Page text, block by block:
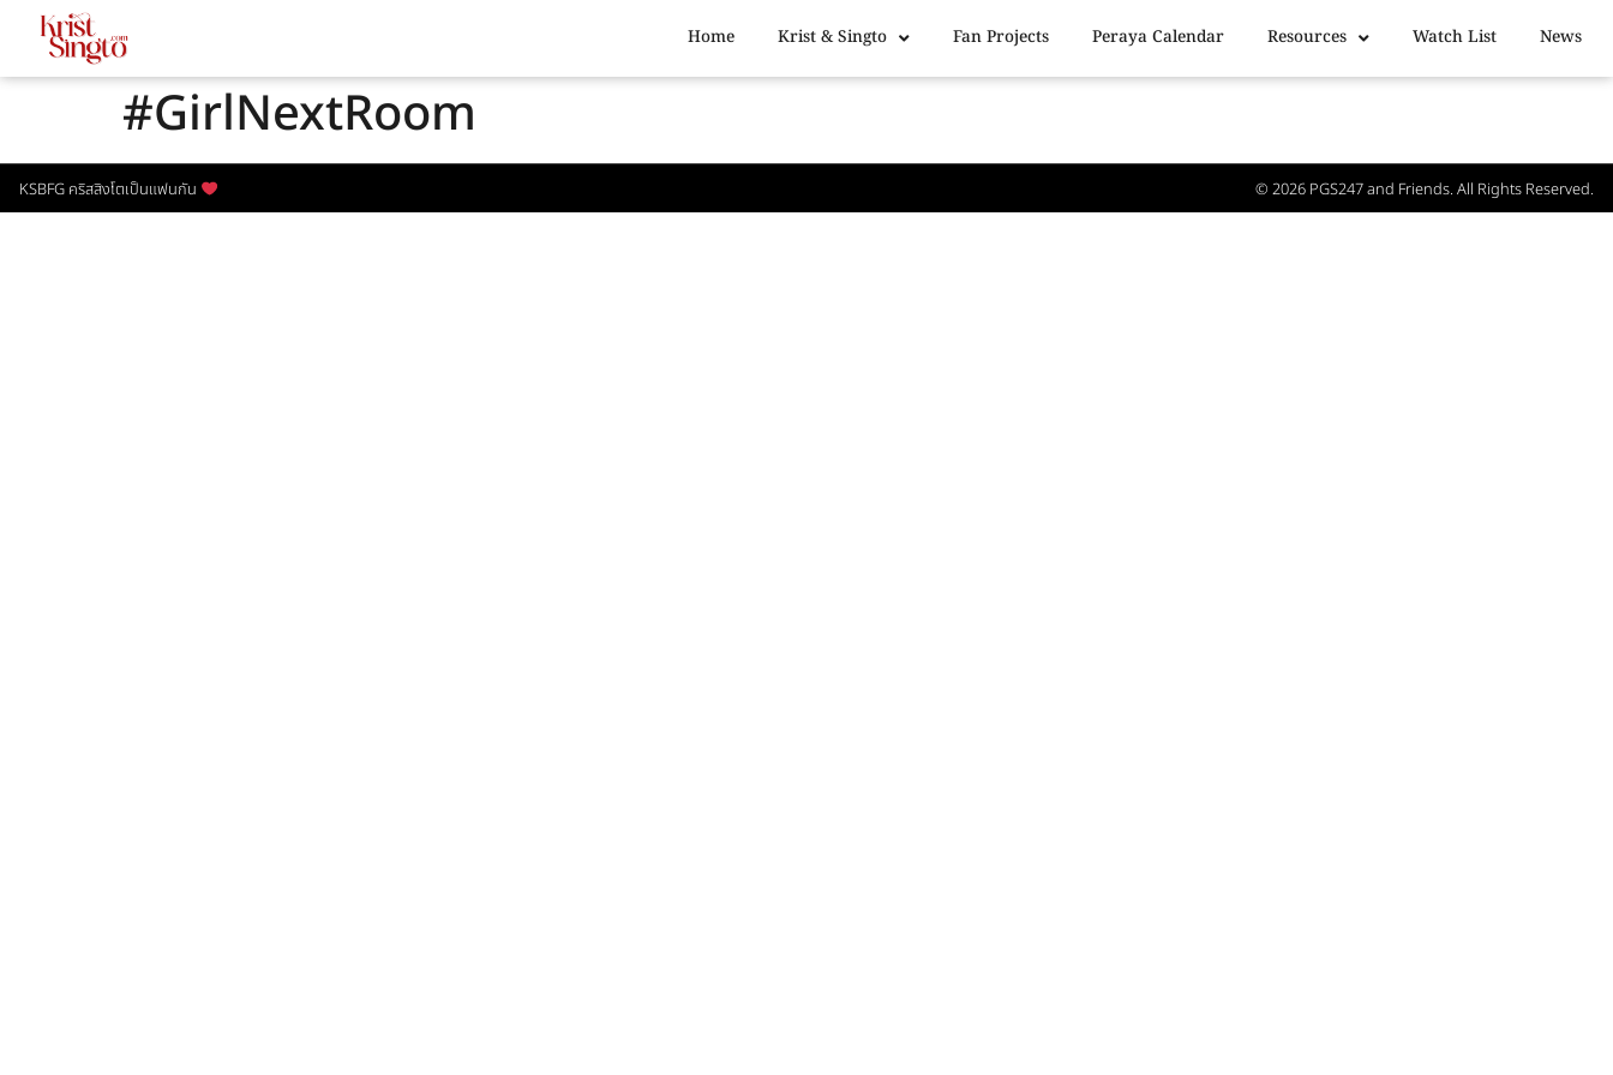
Home Krist & Singto Fan Projects Peraya Calendar Resources Watch List News
#GirlNextRoom
KSBFG คริสสิงโตเป็นแฟนกัน © 2026 PGS247and Friends. All Rights Reserved.